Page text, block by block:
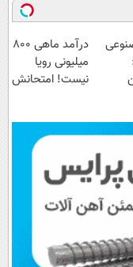
درآمد ماهی 800
میلیونی رویا
نیست! امتحانش